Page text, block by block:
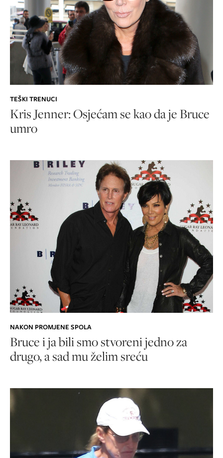
TEŠKI TRENUCI
Kris Jenner: Osjećam se kao da je Bruce
umro
NAKON PROMJENE SPOLA
Bruce i ja bili smo stvoreni jedno za
drugo, a sad mu želim sreću